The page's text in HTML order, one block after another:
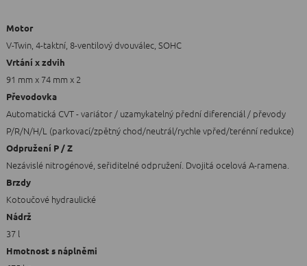
Motor
V-Twin, 4-taktní, 8-ventilový dvouválec, SOHC
Vrtání x zdvih
91 mm x 74 mm x 2
Převodovka
Automatická CVT - variátor / uzamykatelný přední diferenciál / převody
P/R/N/H/L (parkovací/zpětný chod/neutrál/rychle vpřed/terénní redukce)
Odpružení P / Z
Nezávislé nitrogénové, seřiditelné odpružení. Dvojitá ocelová A-ramena.
Brzdy
Kotoučové hydraulické
Nádrž
37 l
Hmotnost s náplněmi